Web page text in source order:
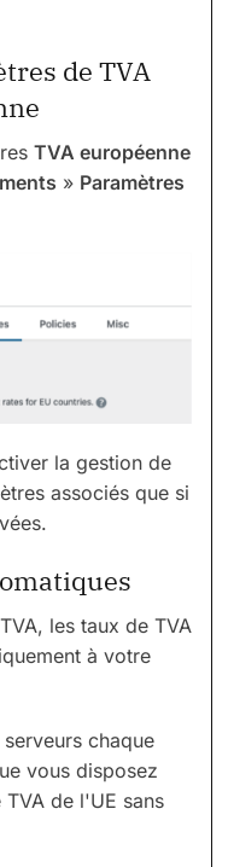
de TVA
TVA européenne
» Paramètres
la gestion de
associés que si
les taux de TVA
à votre
chaque
vous disposez
de l'UE sans